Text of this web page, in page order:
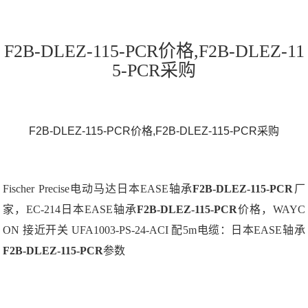
F2B-DLEZ-115-PCR价格,F2B-DLEZ-11
5-PCR采购
F2B-DLEZ-115-PCR价格,F2B-DLEZ-115-PCR采购
Fischer Precise电动马达日本EASE轴承F2B-DLEZ-115-PCR 厂
家，EC-214日本EASE轴承F2B-DLEZ-115-PCR价格，WAYC
ON 接近开关 UFA1003-PS-24-ACI 配5m电缆：日本EASE轴承
F2B-DLEZ-115-PCR参数